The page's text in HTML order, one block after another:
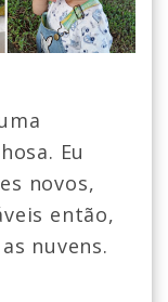
Eu
novos,
então,
nuvens.